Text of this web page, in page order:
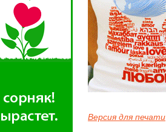
Версия для печати